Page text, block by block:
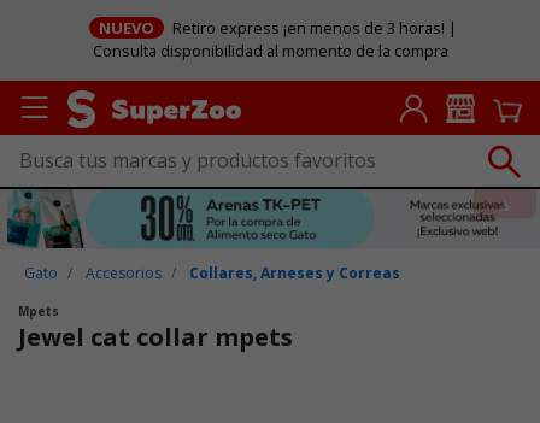
NUEVO
Retiro express ¡en menos de 3 horas! |
Consulta disponibilidad al momento de la compra
Gato Accesorios Collares, Arneses y Correas
Mpets
Jewel cat collar mpets